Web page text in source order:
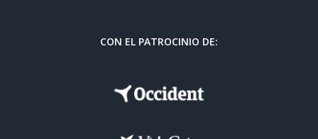
CON EL PATROCINIO DE: